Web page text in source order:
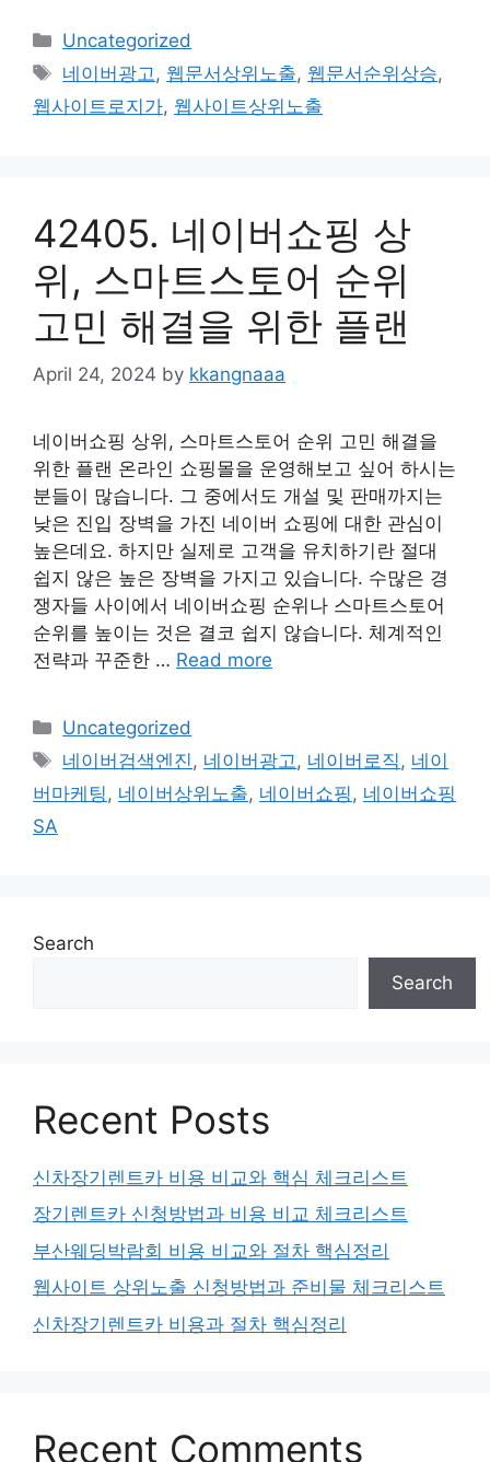
Categories
Uncategorized
Tags
네이버광고, 웹문서상위노출, 웹문서순위상승,
웹사이트로지가, 웹사이트상위노출
42405. 네이버쇼핑 상
위, 스마트스토어 순위
고민 해결을 위한 플랜
April 24, 2024 by kkangnaaa
네이버쇼핑 상위, 스마트스토어 순위 고민 해결을
위한 플랜 온라인 쇼핑몰을 운영해보고 싶어 하시는
분들이 많습니다. 그 중에서도 개설 및 판매까지는
낮은 진입 장벽을 가진 네이버 쇼핑에 대한 관심이
높은데요. 하지만 실제로 고객을 유치하기란 절대
쉽지 않은 높은 장벽을 가지고 있습니다. 수많은 경
쟁자들 사이에서 네이버쇼핑 순위나 스마트스토어
순위를 높이는 것은 결코 쉽지 않습니다. 체계적인
전략과 꾸준한 … Read more
Categories
Uncategorized
Tags
네이버검색엔진 , 네이버광고 , 네이버로직 , 네이
버마케팅 , 네이버상위노출, 네이버쇼핑 , 네이버쇼핑
SA
Search
Search
Recent Posts
신차장기렌트카 비용 비교와 핵심 체크리스트
장기렌트카 신청방법과 비용 비교 체크리스트
부산웨딩박람회 비용 비교와 절차 핵심정리
웹사이트 상위노출 신청방법과 준비물 체크리스트
신차장기렌트카 비용과 절차 핵심정리
Recent Comments